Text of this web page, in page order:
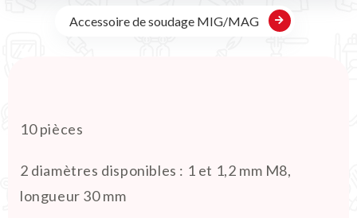
Accessoire de soudage MIG/MAG
10 pièces
2 diamètres disponibles : 1 et 1,2 mm M8,
longueur 30 mm